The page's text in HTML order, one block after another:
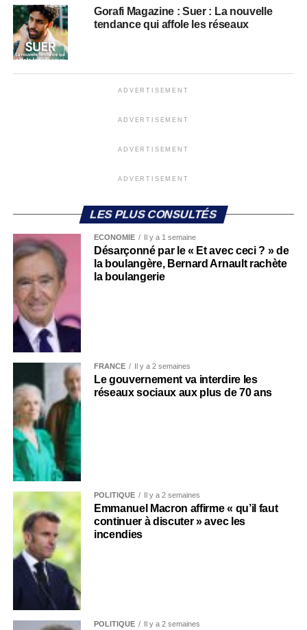
Gorafi Magazine : Suer : La nouvelle
tendance qui affole les réseaux
ADVERTISEMENT
ADVERTISEMENT
ADVERTISEMENT
ADVERTISEMENT
LES PLUS CONSULTÉS
ECONOMIE Il y a 1 semaine
Désarçonné par le « Et avec ceci ? » de
la boulangère, Bernard Arnault rachète
la boulangerie
FRANCE Il y a 2 semaines
Le gouvernement va interdire les
réseaux sociaux aux plus de 70 ans
POLITIQUE Il y a 2 semaines
Emmanuel Macron affirme « qu’il faut
continuer à discuter » avec les
incendies
POLITIQUE Il y a 2 semaines